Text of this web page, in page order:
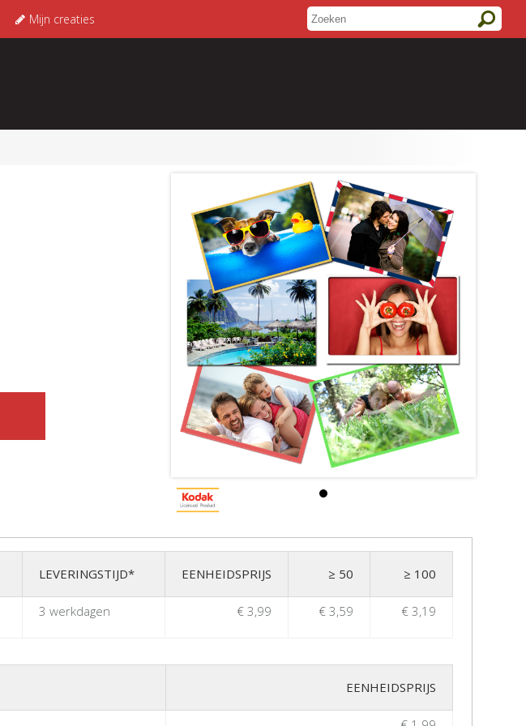
Mijn creaties
LEVERINGSTIJD* EENHEIDSPRIJS ≥ 50 ≥ 100
3 werkdagen € 3,99 € 3,59 € 3,19
EENHEIDSPRIJS